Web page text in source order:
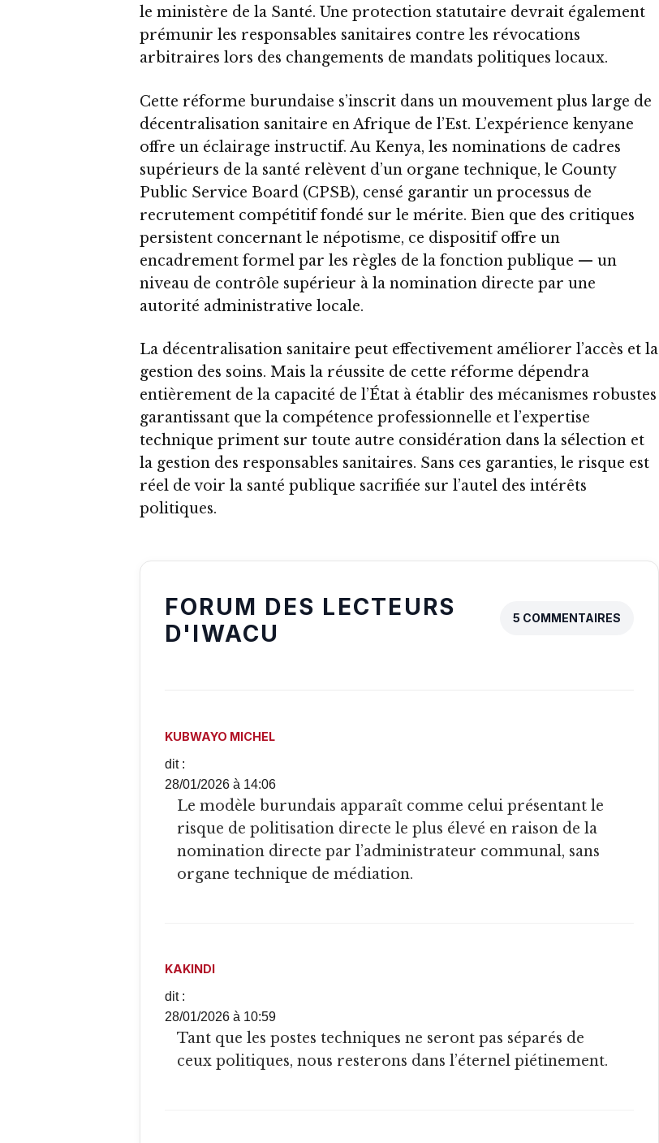
le ministère de la Santé. Une protection statutaire devrait également
prémunir les responsables sanitaires contre les révocations
arbitraires lors des changements de mandats politiques locaux.
Cette réforme burundaise s’inscrit dans un mouvement plus large de
décentralisation sanitaire en Afrique de l’Est. L’expérience kenyane
offre un éclairage instructif. Au Kenya, les nominations de cadres
supérieurs de la santé relèvent d’un organe technique, le County
Public Service Board (CPSB), censé garantir un processus de
recrutement compétitif fondé sur le mérite. Bien que des critiques
persistent concernant le népotisme, ce dispositif offre un
encadrement formel par les règles de la fonction publique — un
niveau de contrôle supérieur à la nomination directe par une
autorité administrative locale.
La décentralisation sanitaire peut effectivement améliorer l’accès et la
gestion des soins. Mais la réussite de cette réforme dépendra
entièrement de la capacité de l’État à établir des mécanismes robustes
garantissant que la compétence professionnelle et l’expertise
technique priment sur toute autre considération dans la sélection et
la gestion des responsables sanitaires. Sans ces garanties, le risque est
réel de voir la santé publique sacrifiée sur l’autel des intérêts
politiques.
FORUM DES LECTEURS
D'IWACU
5 COMMENTAIRES
KUBWAYO MICHEL
dit :
28/01/2026 à 14:06
Le modèle burundais apparaît comme celui présentant le
risque de politisation directe le plus élevé en raison de la
nomination directe par l’administrateur communal, sans
organe technique de médiation.
KAKINDI
dit :
28/01/2026 à 10:59
Tant que les postes techniques ne seront pas séparés de
ceux politiques, nous resterons dans l’éternel piétinement.